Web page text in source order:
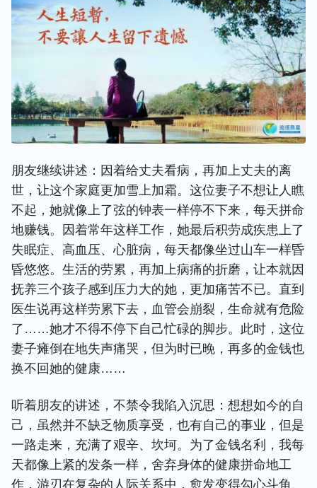
朋友继续讲述：因着给丈夫看病，再加上丈夫的离
世，让这个家庭更加雪上加霜。这位妻子不想让人瞧
不起，她就像上了弦的钟表一样停不下来，每天拼命
地赚钱。因着常年这样工作，她最后积劳成疾患上了
失眠症、高血压、心脏病，每天都像坐过山车一样昏
昏悠悠。生活的劳累，再加上病痛的折磨，让本就因
抚养三个孩子感到压力大的她，更加痛苦不已。直到
医生说再这样劳累下去，血管会崩裂，生命就有危险
了……她才不得不停下自己忙碌的脚步。此时，这位
妻子瘫倒在地失声痛哭，但为时已晚，再多的金钱也
换不回她的健康……
听着朋友的讲述，不禁令我陷入沉思：想想如今的自
己，虽然并不缺乏物质享受，也有自己的事业，但是
一路走来，充满了艰辛、坎坷。为了金钱名利，我每
天都像上紧的发条一样，舍弃身体的健康拼命地工
作，游刃在复杂的人际关系中，愈发变得勾心斗角、